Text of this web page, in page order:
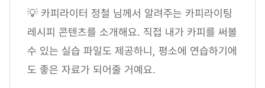
💡 카피라이터 정철 님께서 알려주는 카피라이팅
레시피 콘텐츠를 소개해요. 직접 내가 카피를 써볼
수 있는 실습 파일도 제공하니, 평소에 연습하기에
도 좋은 자료가 되어줄 거예요.